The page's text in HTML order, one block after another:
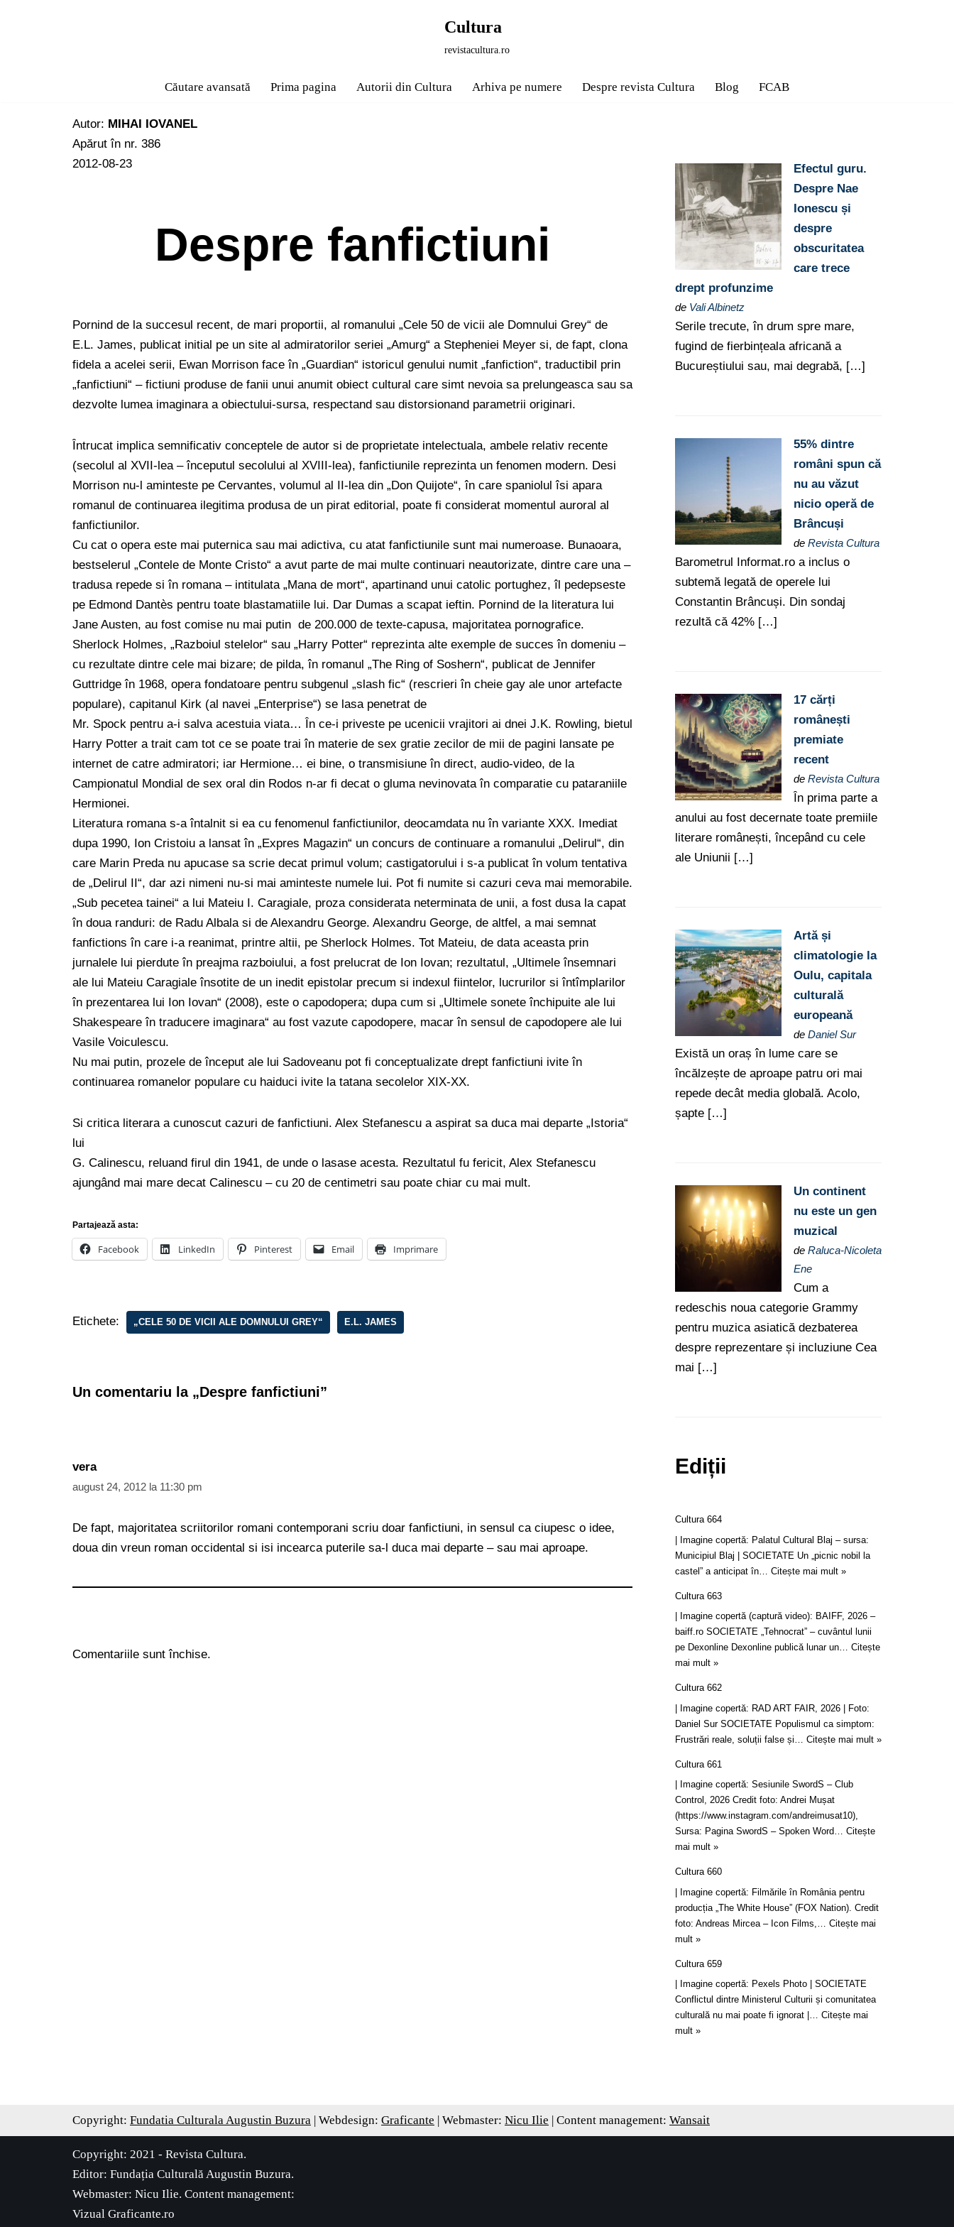
Cultura
revistacultura.ro
Căutare avansată Prima pagina Autorii din Cultura Arhiva pe numere Despre revista Cultura Blog FCAB
Autor: MIHAI IOVANEL
Apărut în nr. 386
2012-08-23
Despre fanfictiuni
Pornind de la succesul recent, de mari proportii, al romanului „Cele 50 de vicii ale Domnului Grey“ de
E.L. James, publicat initial pe un site al admiratorilor seriei „Amurg“ a Stepheniei Meyer si, de fapt, clona
fidela a acelei serii, Ewan Morrison face în „Guardian“ istoricul genului numit „fanfiction“, traductibil prin
„fanfictiuni“ – fictiuni produse de fanii unui anumit obiect cultural care simt nevoia sa prelungeasca sau sa
dezvolte lumea imaginara a obiectului-sursa, respectand sau distorsionand parametrii originari.
Întrucat implica semnificativ conceptele de autor si de proprietate intelectuala, ambele relativ recente
(secolul al XVII-lea – începutul secolului al XVIII-lea), fanfictiunile reprezinta un fenomen modern. Desi
Morrison nu-l aminteste pe Cervantes, volumul al II-lea din „Don Quijote“, în care spaniolul îsi apara
romanul de continuarea ilegitima produsa de un pirat editorial, poate fi considerat momentul auroral al
fanfictiunilor.
Cu cat o opera este mai puternica sau mai adictiva, cu atat fanfictiunile sunt mai numeroase. Bunaoara,
bestselerul „Contele de Monte Cristo“ a avut parte de mai multe continuari neautorizate, dintre care una –
tradusa repede si în romana – intitulata „Mana de mort“, apartinand unui catolic portughez, îl pedepseste
pe Edmond Dantès pentru toate blastamatiile lui. Dar Dumas a scapat ieftin. Pornind de la literatura lui
Jane Austen, au fost comise nu mai putin de 200.000 de texte-capusa, majoritatea pornografice.
Sherlock Holmes, „Razboiul stelelor“ sau „Harry Potter“ reprezinta alte exemple de succes în domeniu –
cu rezultate dintre cele mai bizare; de pilda, în romanul „The Ring of Soshern“, publicat de Jennifer
Guttridge în 1968, opera fondatoare pentru subgenul „slash fic“ (rescrieri în cheie gay ale unor artefacte
populare), capitanul Kirk (al navei „Enterprise“) se lasa penetrat de
Mr. Spock pentru a-i salva acestuia viata… În ce-i priveste pe ucenicii vrajitori ai dnei J.K. Rowling, bietul
Harry Potter a trait cam tot ce se poate trai în materie de sex gratie zecilor de mii de pagini lansate pe
internet de catre admiratori; iar Hermione… ei bine, o transmisiune în direct, audio-video, de la
Campionatul Mondial de sex oral din Rodos n-ar fi decat o gluma nevinovata în comparatie cu pataraniile
Hermionei.
Literatura romana s-a întalnit si ea cu fenomenul fanfictiunilor, deocamdata nu în variante XXX. Imediat
dupa 1990, Ion Cristoiu a lansat în „Expres Magazin“ un concurs de continuare a romanului „Delirul“, din
care Marin Preda nu apucase sa scrie decat primul volum; castigatorului i s-a publicat în volum tentativa
de „Delirul II“, dar azi nimeni nu-si mai aminteste numele lui. Pot fi numite si cazuri ceva mai memorabile.
„Sub pecetea tainei“ a lui Mateiu I. Caragiale, proza considerata neterminata de unii, a fost dusa la capat
în doua randuri: de Radu Albala si de Alexandru George. Alexandru George, de altfel, a mai semnat
fanfictions în care i-a reanimat, printre altii, pe Sherlock Holmes. Tot Mateiu, de data aceasta prin
jurnalele lui pierdute în preajma razboiului, a fost prelucrat de Ion Iovan; rezultatul, „Ultimele însemnari
ale lui Mateiu Caragiale însotite de un inedit epistolar precum si indexul fiintelor, lucrurilor si întîmplarilor
în prezentarea lui Ion Iovan“ (2008), este o capodopera; dupa cum si „Ultimele sonete închipuite ale lui
Shakespeare în traducere imaginara“ au fost vazute capodopere, macar în sensul de capodopere ale lui
Vasile Voiculescu.
Nu mai putin, prozele de început ale lui Sadoveanu pot fi conceptualizate drept fanfictiuni ivite în
continuarea romanelor populare cu haiduci ivite la tatana secolelor XIX-XX.
Si critica literara a cunoscut cazuri de fanfictiuni. Alex Stefanescu a aspirat sa duca mai departe „Istoria“
lui
G. Calinescu, reluand firul din 1941, de unde o lasase acesta. Rezultatul fu fericit, Alex Stefanescu
ajungând mai mare decat Calinescu – cu 20 de centimetri sau poate chiar cu mai mult.
Partajează asta:
Facebook LinkedIn Pinterest Email Imprimare
Etichete: „CELE 50 DE VICII ALE DOMNULUI GREY“ E.L. JAMES
Un comentariu la „Despre fanfictiuni”
vera
august 24, 2012 la 11:30 pm
De fapt, majoritatea scriitorilor romani contemporani scriu doar fanfictiuni, in sensul ca ciupesc o idee,
doua din vreun roman occidental si isi incearca puterile sa-l duca mai departe – sau mai aproape.
Comentariile sunt închise.
Efectul guru.
Despre Nae
Ionescu și
despre
obscuritatea
care trece
drept profunzime
de Vali Albinetz
Serile trecute, în drum spre mare,
fugind de fierbințeala africană a
Bucureștiului sau, mai degrabă, […]
55% dintre
români spun că
nu au văzut
nicio operă de
Brâncuși
de Revista Cultura
Barometrul Informat.ro a inclus o
subtemă legată de operele lui
Constantin Brâncuși. Din sondaj
rezultă că 42% […]
17 cărți
românești
premiate
recent
de Revista Cultura
În prima parte a
anului au fost decernate toate premiile
literare românești, începând cu cele
ale Uniunii […]
Artă și
climatologie la
Oulu, capitala
culturală
europeană
de Daniel Sur
Există un oraș în lume care se
încălzește de aproape patru ori mai
repede decât media globală. Acolo,
șapte […]
Un continent
nu este un gen
muzical
de Raluca-Nicoleta
Ene
Cum a
redeschis noua categorie Grammy
pentru muzica asiatică dezbaterea
despre reprezentare și incluziune Cea
mai […]
Ediții
Cultura 664
| Imagine copertă: Palatul Cultural Blaj – sursa:
Municipiul Blaj | SOCIETATE Un „picnic nobil la
castel” a anticipat în… Citește mai mult »
Cultura 663
| Imagine copertă (captură video): BAIFF, 2026 –
baiff.ro SOCIETATE „Tehnocrat” – cuvântul lunii
pe Dexonline Dexonline publică lunar un… Citește
mai mult »
Cultura 662
| Imagine copertă: RAD ART FAIR, 2026 | Foto:
Daniel Sur SOCIETATE Populismul ca simptom:
Frustrări reale, soluții false și… Citește mai mult »
Cultura 661
| Imagine copertă: Sesiunile SwordS – Club
Control, 2026 Credit foto: Andrei Mușat
(https://www.instagram.com/andreimusat10),
Sursa: Pagina SwordS – Spoken Word… Citește
mai mult »
Cultura 660
| Imagine copertă: Filmările în România pentru
producția „The White House” (FOX Nation). Credit
foto: Andreas Mircea – Icon Films,… Citește mai
mult »
Cultura 659
| Imagine copertă: Pexels Photo | SOCIETATE
Conflictul dintre Ministerul Culturii și comunitatea
culturală nu mai poate fi ignorat |… Citește mai
mult »
Copyright: Fundatia Culturala Augustin Buzura | Webdesign: Graficante | Webmaster: Nicu Ilie | Content management: Wansait
Copyright: 2021 - Revista Cultura.
Editor: Fundația Culturală Augustin Buzura.
Webmaster: Nicu Ilie. Content management:
Vizual Graficante.ro